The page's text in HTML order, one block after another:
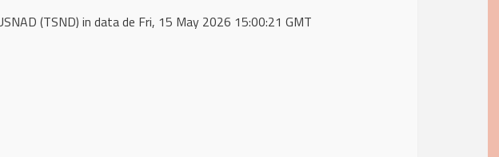
(TSND) in data de Fri, 15 May 2026 15:00:21 GMT